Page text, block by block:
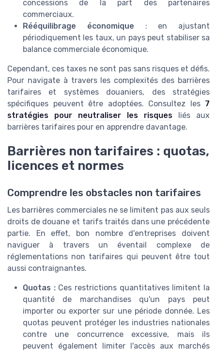
concessions de la part des partenaires
commerciaux.
Rééquilibrage économique : en ajustant
périodiquement les taux, un pays peut stabiliser sa
balance commerciale économique.
Cependant, ces taxes ne sont pas sans risques et défis.
Pour navigate à travers les complexités des barrières
tarifaires et systèmes douaniers, des stratégies
spécifiques peuvent être adoptées. Consultez les 7
stratégies pour neutraliser les risques liés aux
barrières tarifaires pour en apprendre davantage.
Barrières non tarifaires : quotas,
licences et normes
Comprendre les obstacles non tarifaires
Les barrières commerciales ne se limitent pas aux seuls
droits de douane et tarifs traités dans une précédente
partie. En effet, bon nombre d'entreprises doivent
naviguer à travers un éventail complexe de
réglementations non tarifaires qui peuvent être tout
aussi contraignantes.
Quotas :Ces restrictions quantitatives limitent la
quantité de marchandises qu'un pays peut
importer ou exporter sur une période donnée. Les
quotas peuvent protéger les industries nationales
contre une concurrence excessive, mais ils
peuvent également limiter l'accès aux marchés